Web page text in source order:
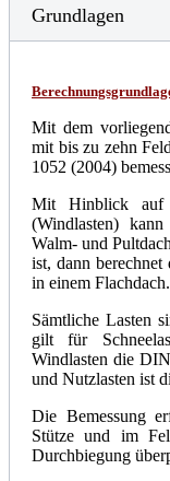
Grundlagen
Mit dem
mit bis zu zehn
1052 (2004)
Mit Hinblick auf
(Windlasten)
Walm- und
ist, dann berechnet
in einem Flachdach.
Sämtliche Lasten
gilt für
Windlasten die
und Nutzlasten ist
Die Bemessung
Stütze und im
Durchbiegung